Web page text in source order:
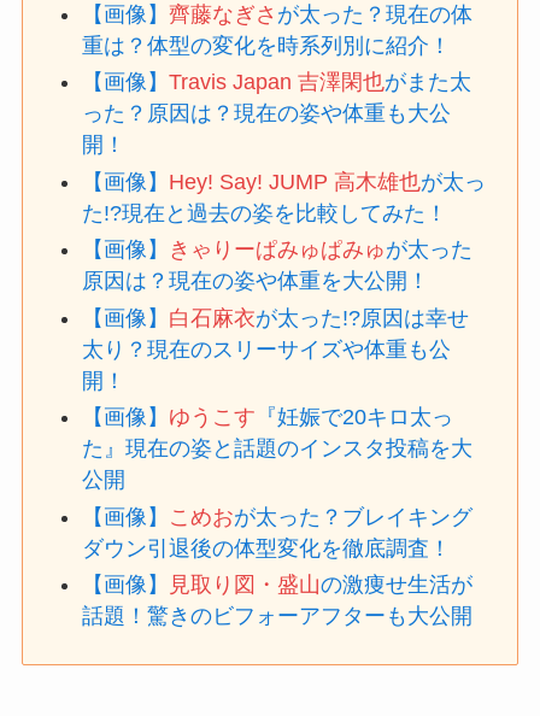
【画像】齊藤なぎさ が太った？現在の体
重は？体型の変化を時系列別に紹介！
【画像】Travis Japan 吉澤閑也がまた太
った？原因は？現在の姿や体重も大公
開！
【画像】 Hey! Say! JUMP 高木雄也が太っ
た!?現在と過去の姿を比較してみた！
【画像】 きゃりーぱみゅぱみゅが太った
原因は？現在の姿や体重を大公開！
【画像】 白石麻衣が太った!?原因は幸せ
太り？現在のスリーサイズや体重も公
開！
【画像】 ゆうこす 『妊娠で20キロ太っ
た』現在の姿と話題のインスタ投稿を大
公開
【画像】 こめおが太った？ブレイキング
ダウン引退後の体型変化を徹底調査！
【画像】
見取り図・盛山の激痩せ生活が
話題！驚きのビフォーアフターも大公開